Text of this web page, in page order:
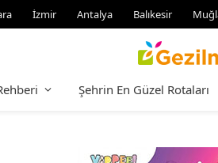
İzmir Antalya Balıkesir
Şehrin En Güzel Rotaları